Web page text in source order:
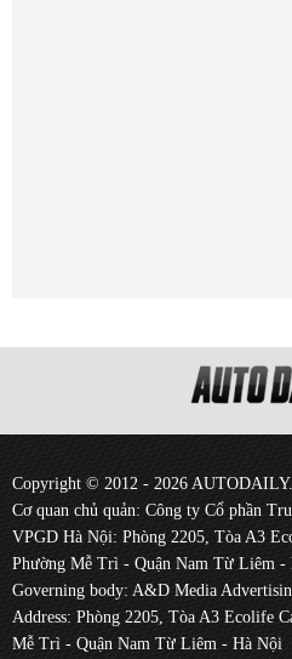
Copyright © 2012 - 2026
Cơ quan chủ quản: Công ty Cổ phần
VPGD Hà Nội: Phòng 2205, Tòa A3
Phường Mễ Trì - Quận Nam Từ Liêm -
Governing body: A&D Media
Address: Phòng 2205, Tòa A3 Ecolife
Mễ Trì - Quận Nam Từ Liêm - Hà Nội